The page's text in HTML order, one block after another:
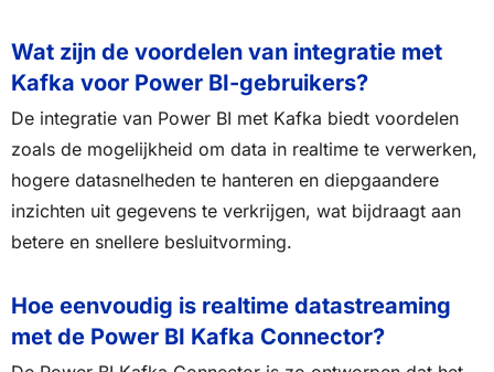
Wat zijn de voordelen van integratie met
Kafka voor Power BI-gebruikers?
De integratie van Power BI met Kafka biedt voordelen
zoals de mogelijkheid om data in realtime te verwerken,
hogere datasnelheden te hanteren en diepgaandere
inzichten uit gegevens te verkrijgen, wat bijdraagt aan
betere en snellere besluitvorming.
Hoe eenvoudig is realtime datastreaming
met de Power BI Kafka Connector?